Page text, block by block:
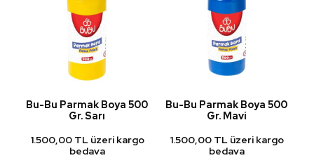
Bu-Bu Parmak Boya 500
Gr. Sarı
1.500,00 TL üzeri kargo
bedava
Bu-Bu Parmak Boya 500
Gr. Mavi
1.500,00 TL üzeri kargo
bedava